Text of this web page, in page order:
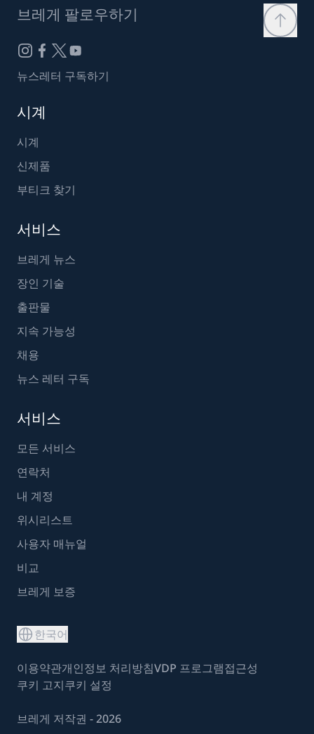
브레게 팔로우하기
뉴스레터 구독하기
시계
시계
신제품
부티크 찾기
서비스
브레게 뉴스
장인 기술
출판물
지속 가능성
채용
뉴스 레터 구독
서비스
모든 서비스
연락처
내 계정
위시리스트
사용자 매뉴얼
비교
브레게 보증
한국어
이용약관개인정보 처리방침VDP 프로그램접근성
쿠키 고지쿠키 설정
브레게 저작권 - 2026